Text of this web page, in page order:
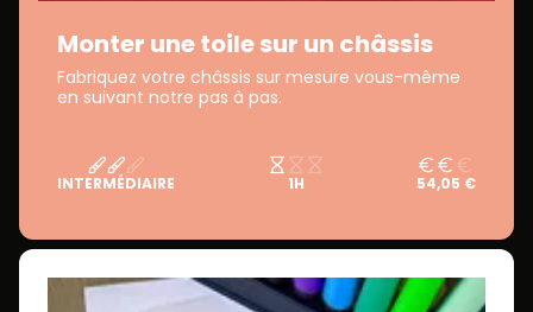
Monter une toile sur un châssis
Fabriquez votre châssis sur mesure vous-même
en suivant notre pas à pas.
INTERMÉDIAIRE 1H 54,05 €